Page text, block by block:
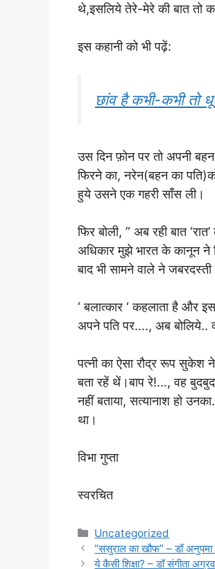
थे,इसलिये तेरे-मेरे की बात तो
इस कहानी को भी पढ़ें:
छांव है कभी-कभी तो
उस दिन फ़ोन पर तो अपनी
फिरने का, नरेन(बहन का
हुये उसने एक गहरी साँस ली।
फिर बोली, ” अब रही बात
अधिकार मुझे भारत के कानून ने
बाद भी सामने वाले ने
‘ बलात्कार ‘ कहलाता है और
अपने पति पर…., अब बोलिये..
पत्नी का ऐसा रौद्र रूप सुकेश
बता रहें थें।बाप रे!…, वह
नहीं बताया, सत्यानाश हो
था।
विभा गुप्ता
स्वरचित
Categories
Uncategorized
“ससुराल का खौफ” – डॉ
ये कैसी शिक्षा? – डॉ संगीता